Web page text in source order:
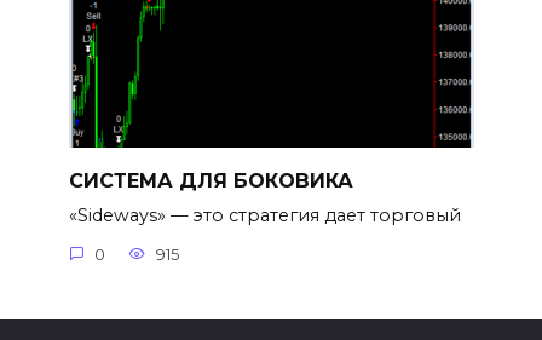
СИСТЕМА ДЛЯ БОКОВИКА
«Sideways» — это стратегия дает торговый
0 915